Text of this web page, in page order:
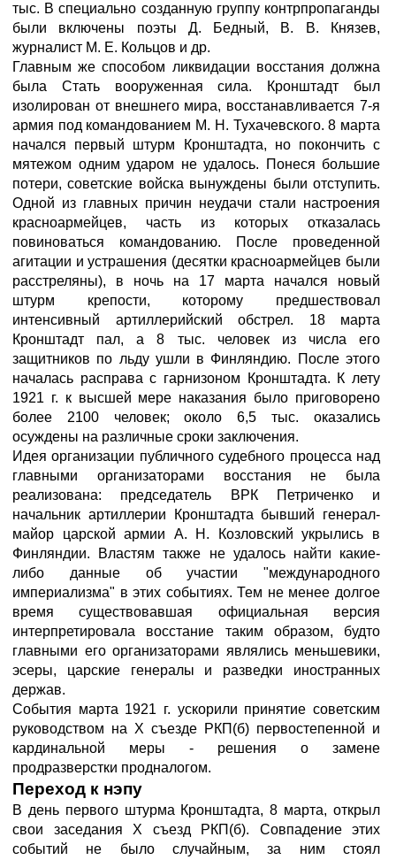
тыс. В специально созданную группу контрпропаганды
были включены поэты Д. Бедный, В. В. Князев,
журналист М. Е. Кольцов и др.
Главным же способом ликвидации восстания должна
была Стать вооруженная сила. Кронштадт был
изолирован от внешнего мира, восстанавливается 7-я
армия под командованием М. Н. Тухачевского. 8 марта
начался первый штурм Кронштадта, но покончить с
мятежом одним ударом не удалось. Понеся большие
потери, советские войска вынуждены были отступить.
Одной из главных причин неудачи стали настроения
красноармейцев, часть из которых отказалась
повиноваться командованию. После проведенной
агитации и устрашения (десятки красноармейцев были
расстреляны), в ночь на 17 марта начался новый
штурм крепости, которому предшествовал
интенсивный артиллерийский обстрел. 18 марта
Кронштадт пал, а 8 тыс. человек из числа его
защитников по льду ушли в Финляндию. После этого
началась расправа с гарнизоном Кронштадта. К лету
1921 г. к высшей мере наказания было приговорено
более 2100 человек; около 6,5 тыс. оказались
осуждены на различные сроки заключения.
Идея организации публичного судебного процесса над
главными организаторами восстания не была
реализована: председатель ВРК Петриченко и
начальник артиллерии Кронштадта бывший генерал-
майор царской армии А. Н. Козловский укрылись в
Финляндии. Властям также не удалось найти какие-
либо данные об участии "международного
империализма" в этих событиях. Тем не менее долгое
время существовавшая официальная версия
интерпретировала восстание таким образом, будто
главными его организаторами являлись меньшевики,
эсеры, царские генералы и разведки иностранных
держав.
События марта 1921 г. ускорили принятие советским
руководством на X съезде РКП(б) первостепенной и
кардинальной меры - решения о замене
продразверстки продналогом.
Переход к нэпу
В день первого штурма Кронштадта, 8 марта, открыл
свои заседания X съезд РКП(б). Совпадение этих
событий не было случайным, за ним стоял